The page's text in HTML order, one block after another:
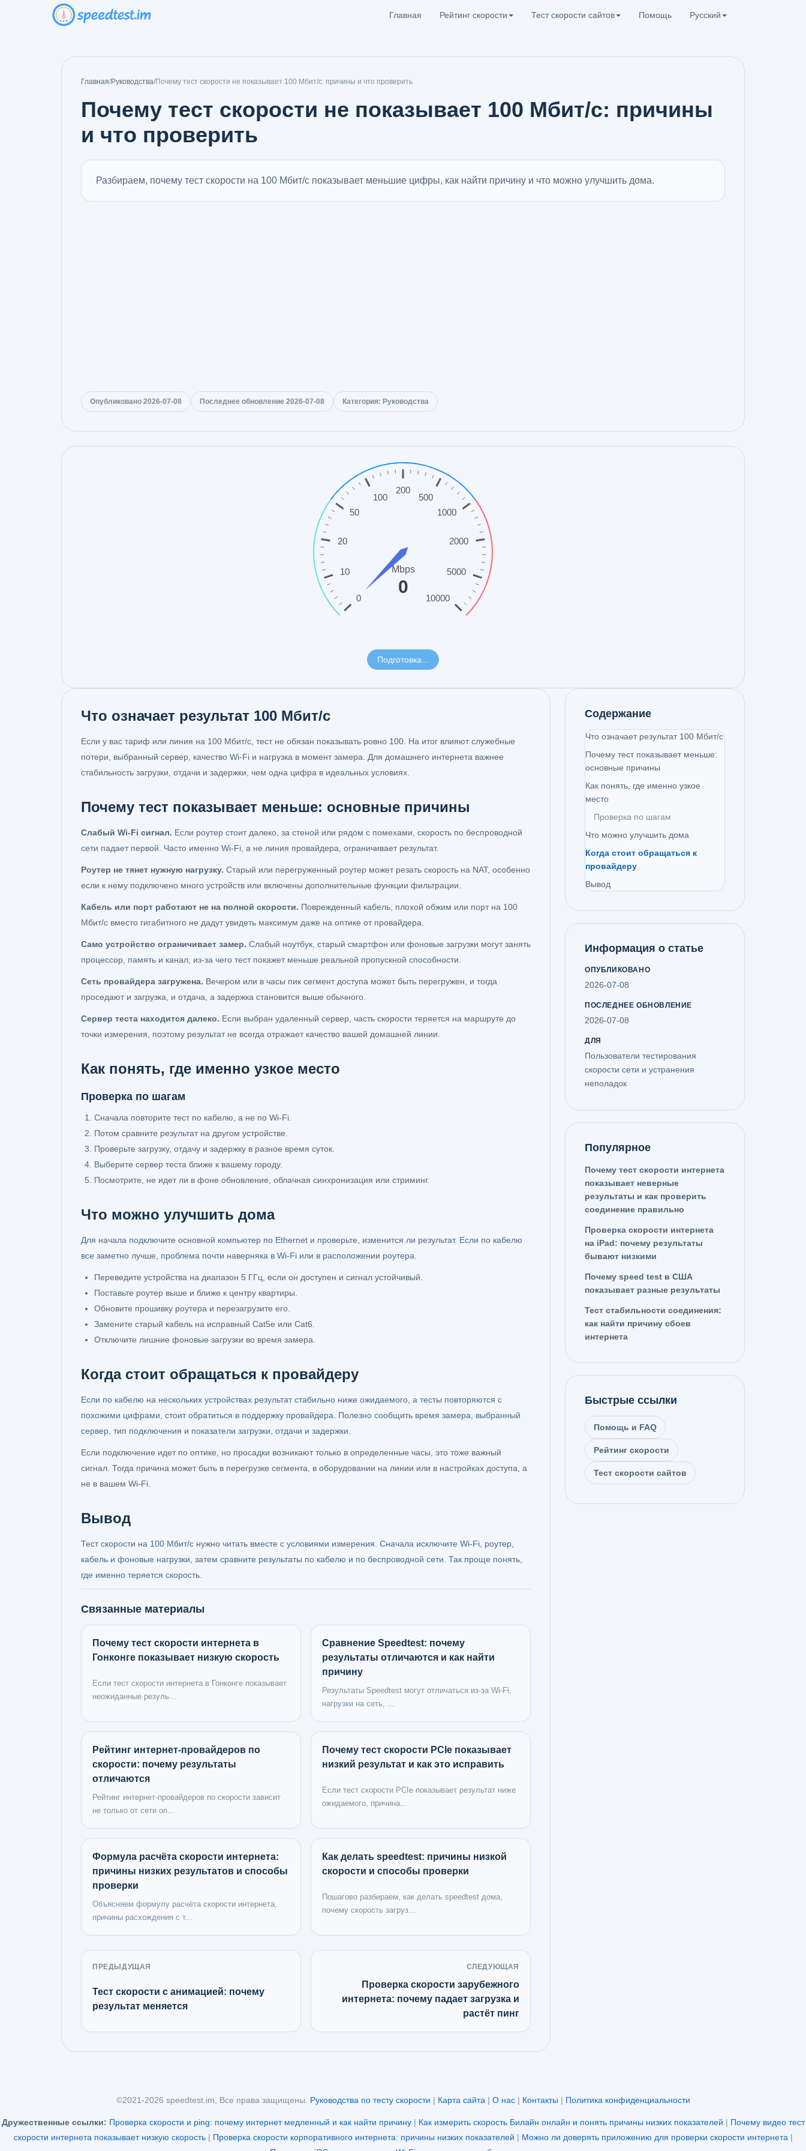
Главная Рейтинг скорости Тест скорости сайтов Помощь Русский
Главная/Руководства/Почему тест скорости не показывает 100 Мбит/с: причины и что проверить
Почему тест скорости не показывает 100 Мбит/с: причины
и что проверить
Разбираем, почему тест скорости на 100 Мбит/с показывает меньшие цифры, как найти причину и что можно улучшить дома.
Опубликовано 2026-07-08 Последнее обновление 2026-07-08 Категория: Руководства
Что означает результат 100 Мбит/с
Если у вас тариф или линия на 100 Мбит/с, тест не обязан показывать ровно 100. На итог влияют служебные
потери, выбранный сервер, качество Wi-Fi и нагрузка в момент замера. Для домашнего интернета важнее
стабильность загрузки, отдачи и задержки, чем одна цифра в идеальных условиях.
Почему тест показывает меньше: основные причины
Слабый Wi-Fi сигнал. Если роутер стоит далеко, за стеной или рядом с помехами, скорость по беспроводной
сети падает первой. Часто именно Wi-Fi, а не линия провайдера, ограничивает результат.
Роутер не тянет нужную нагрузку. Старый или перегруженный роутер может резать скорость на NAT, особенно
если к нему подключено много устройств или включены дополнительные функции фильтрации.
Кабель или порт работают не на полной скорости. Поврежденный кабель, плохой обжим или порт на 100
Мбит/с вместо гигабитного не дадут увидеть максимум даже на оптике от провайдера.
Само устройство ограничивает замер. Слабый ноутбук, старый смартфон или фоновые загрузки могут занять
процессор, память и канал, из-за чего тест покажет меньше реальной пропускной способности.
Сеть провайдера загружена. Вечером или в часы пик сегмент доступа может быть перегружен, и тогда
проседают и загрузка, и отдача, а задержка становится выше обычного.
Сервер теста находится далеко. Если выбран удаленный сервер, часть скорости теряется на маршруте до
точки измерения, поэтому результат не всегда отражает качество вашей домашней линии.
Как понять, где именно узкое место
Проверка по шагам
Сначала повторите тест по кабелю, а не по Wi-Fi.
Потом сравните результат на другом устройстве.
Проверьте загрузку, отдачу и задержку в разное время суток.
Выберите сервер теста ближе к вашему городу.
Посмотрите, не идет ли в фоне обновление, облачная синхронизация или стриминг.
Что можно улучшить дома
Для начала подключите основной компьютер по Ethernet и проверьте, изменится ли результат. Если по кабелю
все заметно лучше, проблема почти наверняка в Wi-Fi или в расположении роутера.
Переведите устройства на диапазон 5 ГГц, если он доступен и сигнал устойчивый.
Поставьте роутер выше и ближе к центру квартиры.
Обновите прошивку роутера и перезагрузите его.
Замените старый кабель на исправный Cat5e или Cat6.
Отключите лишние фоновые загрузки во время замера.
Когда стоит обращаться к провайдеру
Если по кабелю на нескольких устройствах результат стабильно ниже ожидаемого, а тесты повторяются с
похожими цифрами, стоит обратиться в поддержку провайдера. Полезно сообщить время замера, выбранный
сервер, тип подключения и показатели загрузки, отдачи и задержки.
Если подключение идет по оптике, но просадки возникают только в определенные часы, это тоже важный
сигнал. Тогда причина может быть в перегрузке сегмента, в оборудовании на линии или в настройках доступа, а
не в вашем Wi-Fi.
Вывод
Тест скорости на 100 Мбит/с нужно читать вместе с условиями измерения. Сначала исключите Wi-Fi, роутер,
кабель и фоновые нагрузки, затем сравните результаты по кабелю и по беспроводной сети. Так проще понять,
где именно теряется скорость.
Связанные материалы
Почему тест скорости интернета в
Гонконге показывает низкую скорость
Если тест скорости интернета в Гонконге показывает
неожиданные резуль...
Сравнение Speedtest: почему
результаты отличаются и как найти
причину
Результаты Speedtest могут отличаться из-за Wi-Fi,
нагрузки на сеть, ...
Рейтинг интернет-провайдеров по
скорости: почему результаты
отличаются
Рейтинг интернет-провайдеров по скорости зависит
не только от сети оп...
Почему тест скорости PCIe показывает
низкий результат и как это исправить
Если тест скорости PCIe показывает результат ниже
ожидаемого, причина...
Формула расчёта скорости интернета:
причины низких результатов и способы
проверки
Объясняем формулу расчёта скорости интернета,
причины расхождения с т...
Как делать speedtest: причины низкой
скорости и способы проверки
Пошагово разбираем, как делать speedtest дома,
почему скорость загруз...
ПРЕДЫДУЩАЯ
Тест скорости с анимацией: почему
результат меняется
СЛЕДУЮЩАЯ
Проверка скорости зарубежного
интернета: почему падает загрузка и
растёт пинг
Содержание
Что означает результат 100 Мбит/с
Почему тест показывает меньше:
основные причины
Как понять, где именно узкое
место
Проверка по шагам
Что можно улучшить дома
Когда стоит обращаться к
провайдеру
Вывод
Информация о статье
ОПУБЛИКОВАНО
2026-07-08
ПОСЛЕДНЕЕ ОБНОВЛЕНИЕ
2026-07-08
ДЛЯ
Пользователи тестирования
скорости сети и устранения
неполадок
Популярное
Почему тест скорости интернета
показывает неверные
результаты и как проверить
соединение правильно
Проверка скорости интернета
на iPad: почему результаты
бывают низкими
Почему speed test в США
показывает разные результаты
Тест стабильности соединения:
как найти причину сбоев
интернета
Быстрые ссылки
Помощь и FAQ
Рейтинг скорости
Тест скорости сайтов
©2021-2026 speedtest.im, Все права защищены. Руководства по тесту скорости | Карта сайта | О нас| Контакты | Политика конфиденциальности
Дружественные ссылки: Проверка скорости и ping: почему интернет медленный и как найти причину| Как измерить скорость Билайн онлайн и понять причины низких показателей | Почему видео тест
скорости интернета показывает низкую скорость| Проверка скорости корпоративного интернета: причины низких показателей | Можно ли доверять приложению для проверки скорости интернета |